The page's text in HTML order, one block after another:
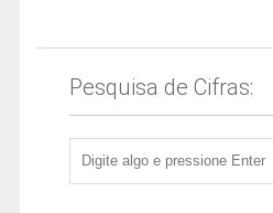
Pesquisa de Cifras: